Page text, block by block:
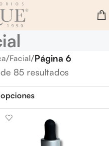
/Facial/Página 6
85 resultados